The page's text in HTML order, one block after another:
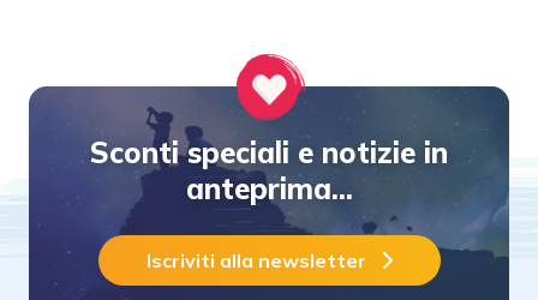
Sconti speciali e notizie in
anteprima...
Iscriviti alla newsletter